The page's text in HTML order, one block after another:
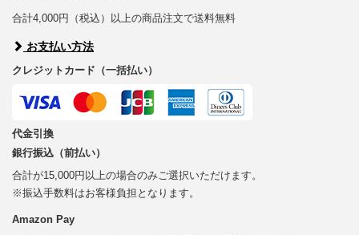
合計4,000円（税込）以上の商品注文で送料無料
お支払い方法
クレジットカード（一括払い）
代金引換
銀行振込（前払い）
合計が15,000円以上の場合のみご選択いただけます。
※振込手数料はお客様負担となります。
Amazon Pay